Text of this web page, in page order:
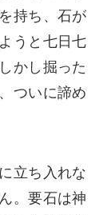
持ち、石が
うと七日七
かし掘った
ついに諦め
立ち入れな
。要石は神